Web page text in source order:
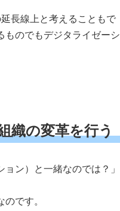
長線上と考えることもで
ものでもデジタライゼーシ
織の変革を行う
ン）と一緒なのでは？」
のです。